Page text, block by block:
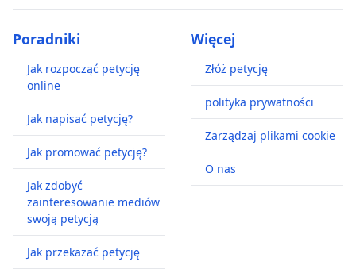
Poradniki
Jak rozpocząć petycję
online
Jak napisać petycję?
Jak promować petycję?
Jak zdobyć
zainteresowanie mediów
swoją petycją
Jak przekazać petycję
Więcej
Złóż petycję
polityka prywatności
Zarządzaj plikami cookie
O nas